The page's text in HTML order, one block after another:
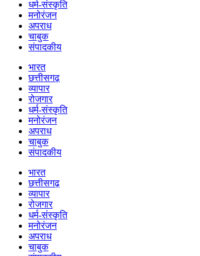
धर्म-संस्कृति
मनोरंजन
अपराध
चाबुक
संपादकीय
भारत
छत्तीसगढ़
व्यापार
रोजगार
धर्म-संस्कृति
मनोरंजन
अपराध
चाबुक
संपादकीय
भारत
छत्तीसगढ़
व्यापार
रोजगार
धर्म-संस्कृति
मनोरंजन
अपराध
चाबुक